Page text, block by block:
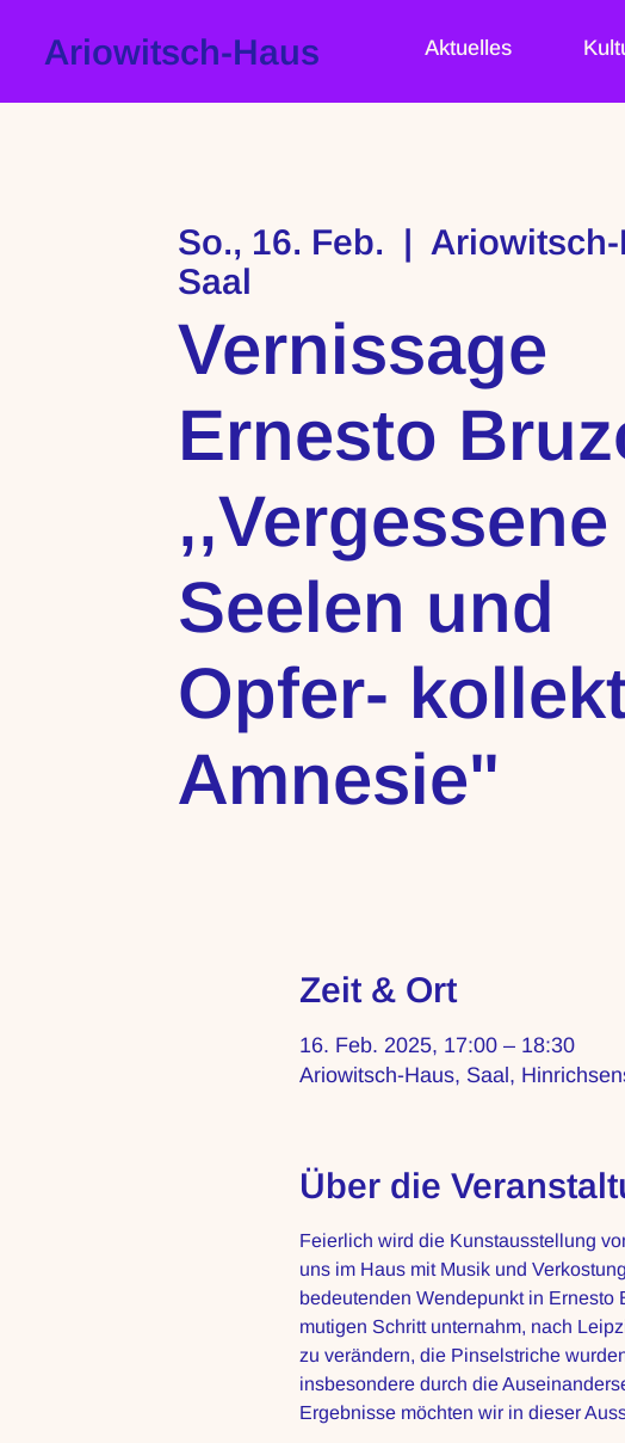
Ariowitsch-Haus Aktuelles
So., 16. Feb.
  |
Ariowitsch-
Saal
Vernissage
Ernesto
,,Vergessene
Seelen und
Opfer-
Amnesie"
Zeit & Ort
16. Feb. 2025, 17:00 – 18:30
Ariowitsch-Haus, Saal,
Über die
Feierlich wird die Kunstausstellung
uns im Haus mit Musik und
bedeutenden Wendepunkt in Ernesto
mutigen Schritt unternahm, nach
zu verändern, die Pinselstriche
insbesondere durch die
Ergebnisse möchten wir in dieser